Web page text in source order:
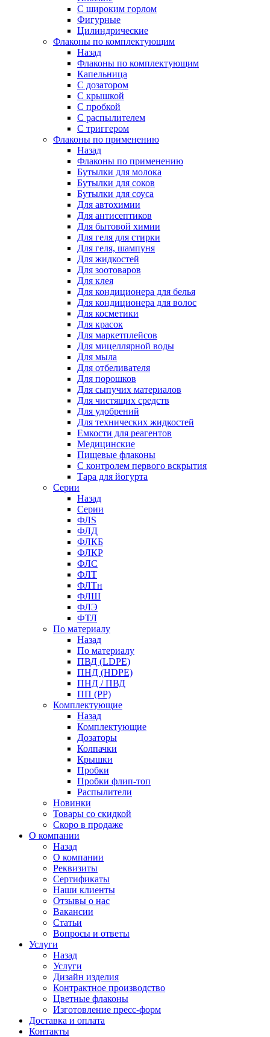
С широким горлом
Фигурные
Цилиндрические
Флаконы по комплектующим
Назад
Флаконы по комплектующим
Капельница
С дозатором
С крышкой
С пробкой
С распылителем
С триггером
Флаконы по применению
Назад
Флаконы по применению
Бутылки для молока
Бутылки для соков
Бутылки для соуса
Для автохимии
Для антисептиков
Для бытовой химии
Для геля для стирки
Для геля, шампуня
Для жидкостей
Для зоотоваров
Для клея
Для кондиционера для белья
Для кондиционера для волос
Для косметики
Для красок
Для маркетплейсов
Для мицеллярной воды
Для мыла
Для отбеливателя
Для порошков
Для сыпучих материалов
Для чистящих средств
Для удобрений
Для технических жидкостей
Емкости для реагентов
Медицинские
Пищевые флаконы
С контролем первого вскрытия
Тара для йогурта
Серии
Назад
Серии
ФЛS
ФЛД
ФЛКБ
ФЛКР
ФЛС
ФЛТ
ФЛТн
ФЛШ
ФЛЭ
ФТЛ
По материалу
Назад
По материалу
ПВД (LDPE)
ПНД (HDPE)
ПНД / ПВД
ПП (PP)
Комплектующие
Назад
Комплектующие
Дозаторы
Колпачки
Крышки
Пробки
Пробки флип-топ
Распылители
Новинки
Товары со скидкой
Скоро в продаже
О компании
Назад
О компании
Реквизиты
Сертификаты
Наши клиенты
Отзывы о нас
Вакансии
Статьи
Вопросы и ответы
Услуги
Назад
Услуги
Дизайн изделия
Контрактное производство
Цветные флаконы
Изготовление пресс-форм
Доставка и оплата
Контакты